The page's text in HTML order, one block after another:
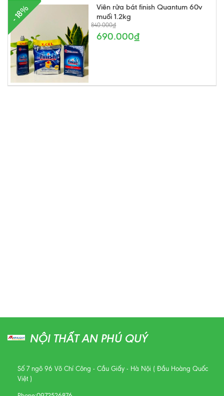
- 18%
Viên rửa bát finish Quantum 60v
muối 1.2kg
840.000₫
690.000₫
NỘI THẤT AN PHÚ QUÝ
Số 7 ngõ 96 Võ Chí Công - Cầu Giấy - Hà Nội ( Đầu Hoàng Quốc
Việt )